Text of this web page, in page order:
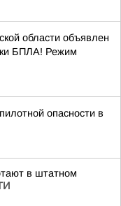
области объявлен
БПЛА! Режим
опасности в
в штатном